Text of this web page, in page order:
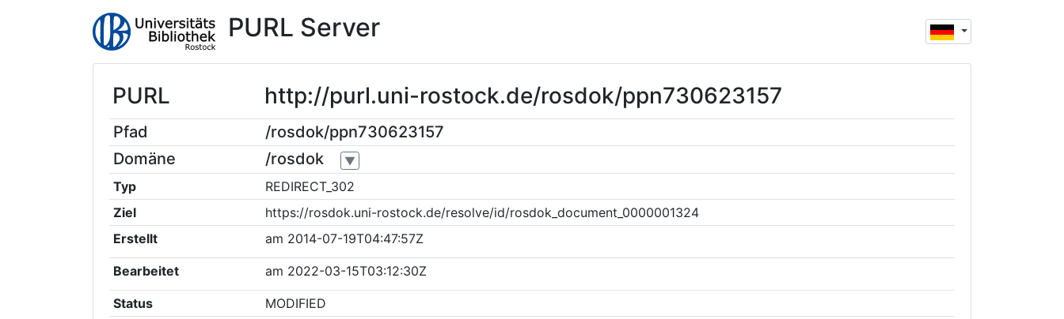
PURL Server
PURL http://purl.uni-rostock.de/rosdok/ppn730623157
Pfad
/rosdok/ppn730623157
Domäne
/rosdok ▼
Typ
REDIRECT_302
Ziel
https://rosdok.uni-rostock.de/resolve/id/rosdok_document_0000001324
Erstellt
am 2014-07-19T04:47:57Z
Bearbeitet am 2022-03-15T03:12:30Z
Status
MODIFIED